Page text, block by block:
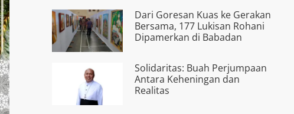
Dari Goresan Kuas ke Gerakan
Bersama, 177 Lukisan Rohani
Dipamerkan di Babadan
Solidaritas: Buah Perjumpaan
Antara Keheningan dan
Realitas